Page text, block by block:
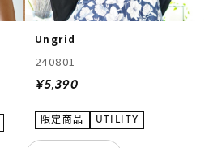
Ungrid
240801
¥5,390